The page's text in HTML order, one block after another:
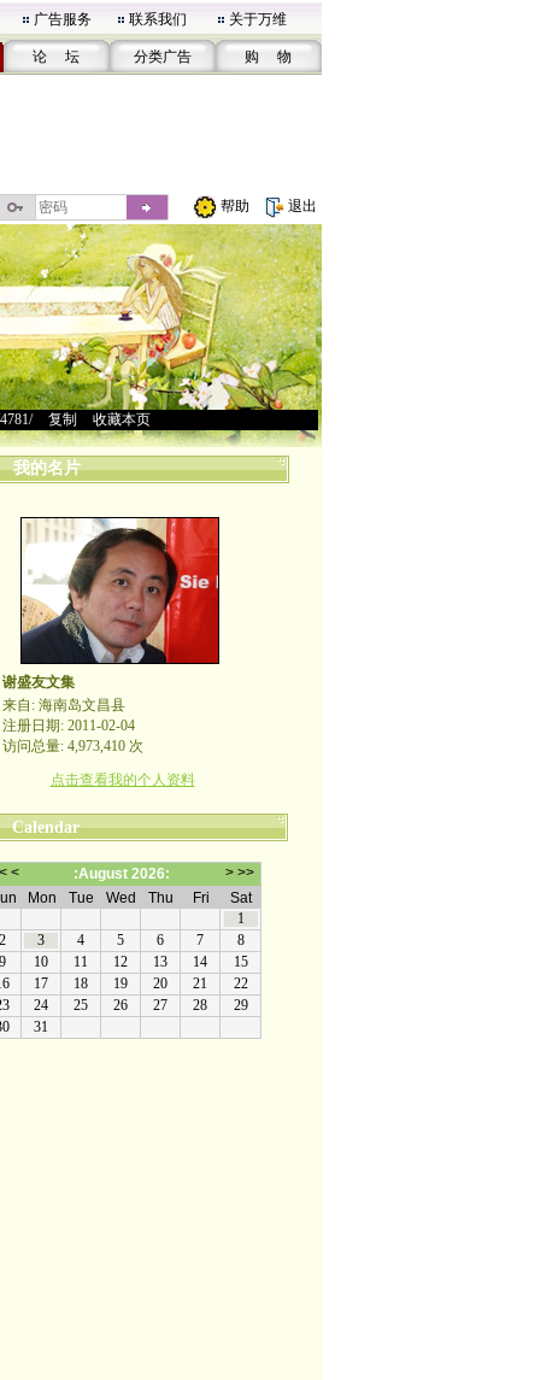
广告服务 联系我们 关于万维
论 坛 分类广告 购 物
帮助 退出
> 复制 收藏本页
我的名片
谢盛友文集
来自: 海南岛文昌县
注册日期: 2011-02-04
访问总量: 4,973,410 次
点击查看我的个人资料
Calendar